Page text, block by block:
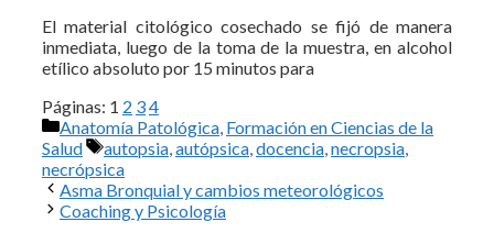
El material citológico cosechado se fijó de manera
inmediata, luego de la toma de la muestra, en alcohol
etílico absoluto por 15 minutos para
Páginas: 1 2 34
Categorías
Anatomía Patológica, Formación en Ciencias de la
Salud
Etiquetas
autopsia,autópsica,docencia,necropsia,
necrópsica
Asma Bronquial y cambios meteorológicos
Coaching y Psicología